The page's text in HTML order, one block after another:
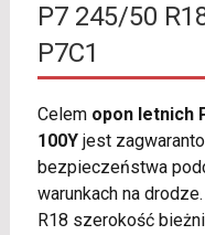
P7 245/50
P7C1
Celem opon letnich
100Yjest
bezpieczeństwa
warunkach na
R18 szerokość